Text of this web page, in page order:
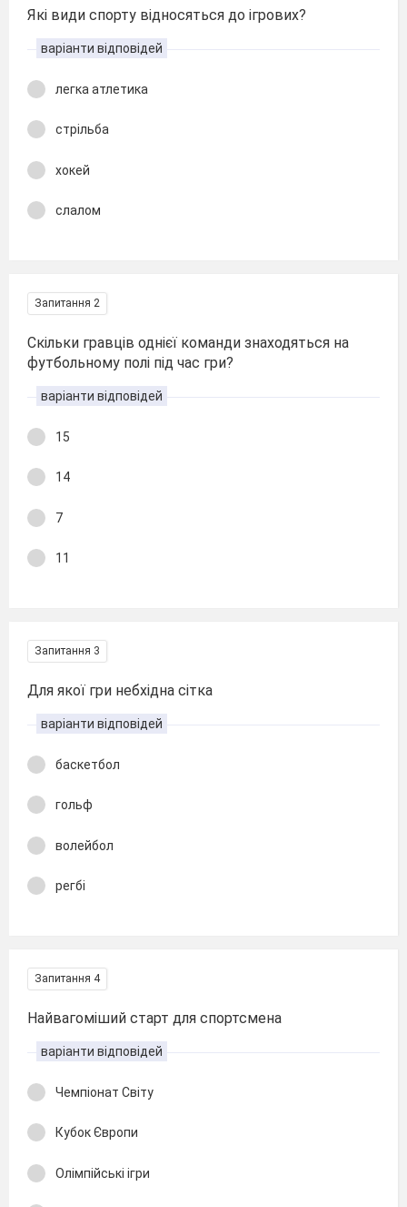
Які види спорту відносяться до ігрових?
варіанти відповідей
легка атлетика
стрільба
хокей
слалом
Запитання 2
Скільки гравців однієї команди знаходяться на
футбольному полі під час гри?
варіанти відповідей
15
14
7
11
Запитання 3
Для якої гри небхідна сітка
варіанти відповідей
баскетбол
гольф
волейбол
регбі
Запитання 4
Найвагоміший старт для спортсмена
варіанти відповідей
Чемпіонат Світу
Кубок Європи
Олімпійські ігри